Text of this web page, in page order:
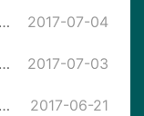
关于成立九个防汛抗洪临时党组织的通知 2017-07-04
岳阳县中洲乡农村党员干部现代远程教育2017年7月教学计划 2017-07-03
关于深入推进党员积分管理制度的通知 2017-06-21